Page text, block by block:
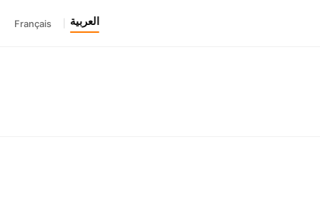
العربية Français